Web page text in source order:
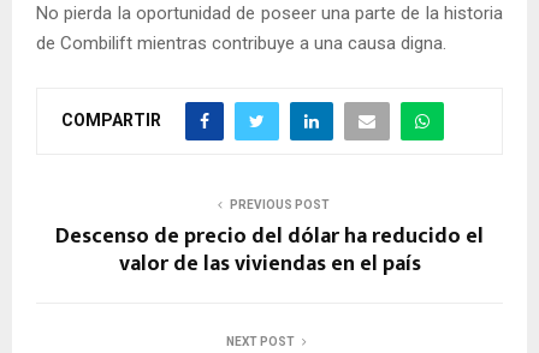
No pierda la oportunidad de poseer una parte de la historia
de Combilift mientras contribuye a una causa digna.
COMPARTIR
PREVIOUS POST
Descenso de precio del dólar ha reducido el
valor de las viviendas en el país
NEXT POST